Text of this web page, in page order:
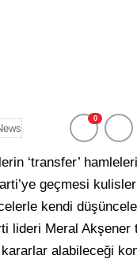
0
‘transfer’
geçmesi
kendi
Meral Akşener
alabileceği